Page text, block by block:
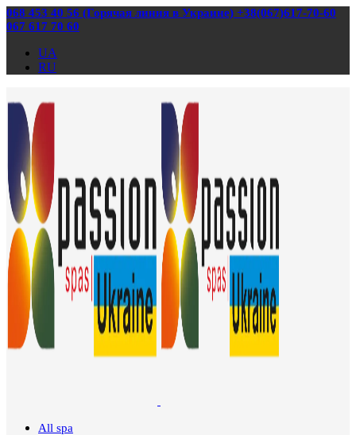
068 453 40 56 (Горячая линия в Украине) +38(067)617-70-60
067 617 70 60
UA
RU
All spa